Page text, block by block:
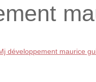
développement maurice